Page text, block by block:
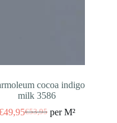
cocoa indigo
milk 3586
€53,95
Oorspronkelijke
49,95Huidigeper M²